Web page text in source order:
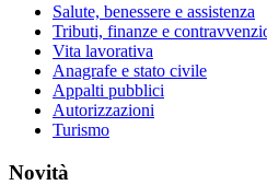
Salute, benessere e assistenza
Tributi, finanze e
Vita lavorativa
Anagrafe e stato civile
Appalti pubblici
Autorizzazioni
Turismo
Novità